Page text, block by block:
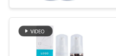
IN
VERBINDUNG